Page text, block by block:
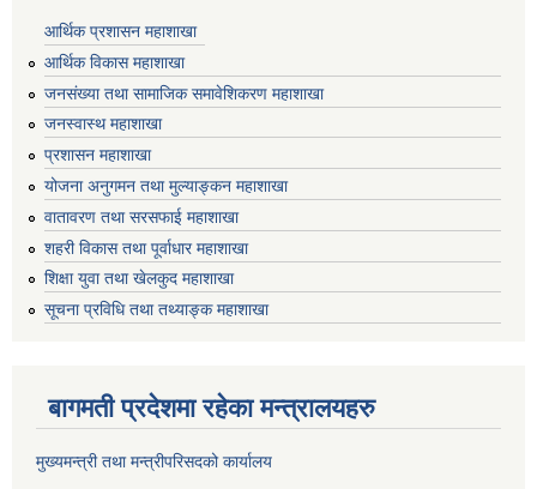
आर्थिक प्रशासन महाशाखा
आर्थिक विकास महाशाखा
जनसंख्या तथा सामाजिक समावेशिकरण महाशाखा
जनस्वास्थ महाशाखा
प्रशासन महाशाखा
योजना अनुगमन तथा मुल्याङ्कन महाशाखा
वातावरण तथा सरसफाई महाशाखा
शहरी विकास तथा पूर्वाधार महाशाखा
शिक्षा युवा तथा खेलकुद महाशाखा
सूचना प्रविधि तथा तथ्याङ्क महाशाखा
बागमती प्रदेशमा रहेका मन्त्रालयहरु
मुख्यमन्त्री तथा मन्त्रीपरिसदको कार्यालय